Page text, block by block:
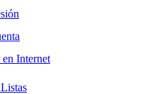
Internet
Listas